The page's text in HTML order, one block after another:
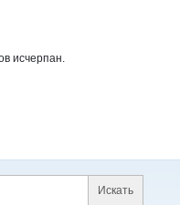
исчерпан.
по сайту и
Искать